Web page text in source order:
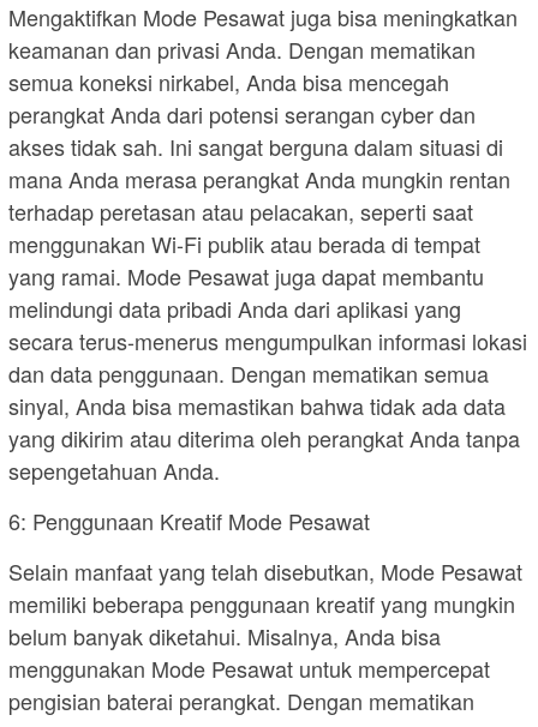
Mengaktifkan Mode Pesawat juga bisa meningkatkan
keamanan dan privasi Anda. Dengan mematikan
semua koneksi nirkabel, Anda bisa mencegah
perangkat Anda dari potensi serangan cyber dan
akses tidak sah. Ini sangat berguna dalam situasi di
mana Anda merasa perangkat Anda mungkin rentan
terhadap peretasan atau pelacakan, seperti saat
menggunakan Wi-Fi publik atau berada di tempat
yang ramai. Mode Pesawat juga dapat membantu
melindungi data pribadi Anda dari aplikasi yang
secara terus-menerus mengumpulkan informasi lokasi
dan data penggunaan. Dengan mematikan semua
sinyal, Anda bisa memastikan bahwa tidak ada data
yang dikirim atau diterima oleh perangkat Anda tanpa
sepengetahuan Anda.
6: Penggunaan Kreatif Mode Pesawat
Selain manfaat yang telah disebutkan, Mode Pesawat
memiliki beberapa penggunaan kreatif yang mungkin
belum banyak diketahui. Misalnya, Anda bisa
menggunakan Mode Pesawat untuk mempercepat
pengisian baterai perangkat. Dengan mematikan